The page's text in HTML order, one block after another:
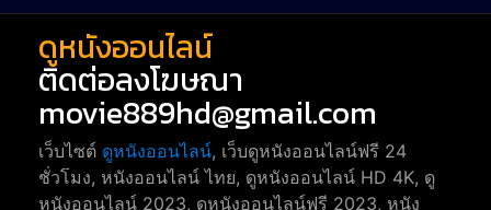
ดูหนังออนไลน์
ติดต่อลงโฆษณา
movie889hd@gmail.com
เว็บไซต์ ดูหนังออนไลน์, เว็บดูหนังออนไลน์ฟรี 24
ชั่วโมง, หนังออนไลน์ ไทย, ดูหนังออนไลน์ HD 4K, ดู
หนังออนไลน์ 2023, ดูหนังออนไลน์ฟรี 2023, หนัง